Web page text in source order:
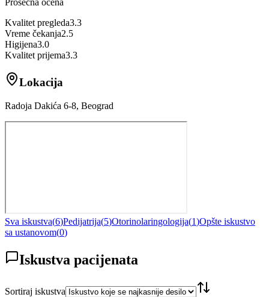
Kvalitet pregleda3.3
Vreme čekanja2.5
Higijena3.0
Kvalitet prijema3.3
Lokacija
Radoja Dakića 6-8, Beograd
Sva iskustva(6)Pedijatrija(5)Otorinolaringologija(1)Opšte iskustvo
sa ustanovom(0)
Iskustva pacijenata
Sortiraj iskustva